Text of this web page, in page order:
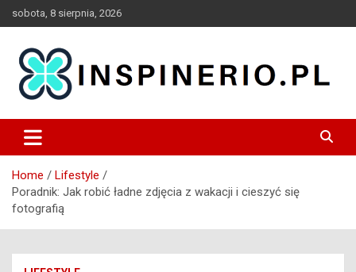
to
sobota, 8 sierpnia, 2026
Inspinerio
Home
Lifestyle
Poradnik: Jak robić ładne zdjęcia z wakacji i cieszyć się
fotografią